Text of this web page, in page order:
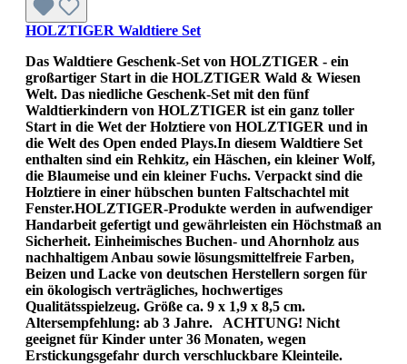
HOLZTIGER Waldtiere Set
Das Waldtiere Geschenk-Set von HOLZTIGER - ein
großartiger Start in die HOLZTIGER Wald & Wiesen
Welt. Das niedliche Geschenk-Set mit den fünf
Waldtierkindern von HOLZTIGER ist ein ganz toller
Start in die Wet der Holztiere von HOLZTIGER und in
die Welt des Open ended Plays.In diesem Waldtiere Set
enthalten sind ein Rehkitz, ein Häschen, ein kleiner Wolf,
die Blaumeise und ein kleiner Fuchs. Verpackt sind die
Holztiere in einer hübschen bunten Faltschachtel mit
Fenster.HOLZTIGER-Produkte werden in aufwendiger
Handarbeit gefertigt und gewährleisten ein Höchstmaß an
Sicherheit. Einheimisches Buchen- und Ahornholz aus
nachhaltigem Anbau sowie lösungsmittelfreie Farben,
Beizen und Lacke von deutschen Herstellern sorgen für
ein ökologisch verträgliches, hochwertiges
Qualitätsspielzeug. Größe ca. 9 x 1,9 x 8,5 cm.
Altersempfehlung: ab 3 Jahre. ACHTUNG! Nicht
geeignet für Kinder unter 36 Monaten, wegen
Erstickungsgefahr durch verschluckbare Kleinteile.